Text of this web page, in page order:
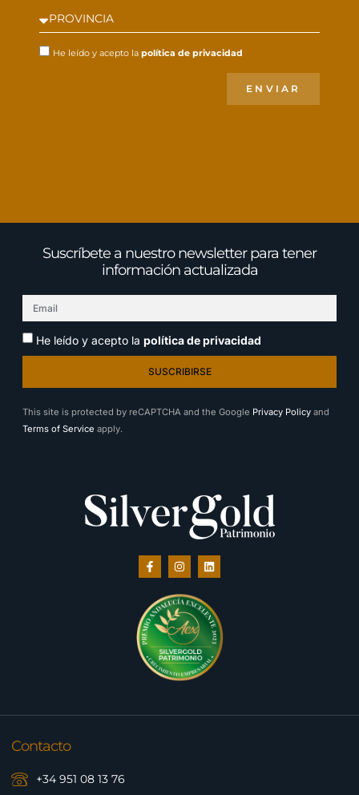
He leído y acepto la política de privacidad
ENVIAR
Suscríbete a nuestro newsletter para tener
información actualizada
He leído y acepto la política de privacidad
SUSCRIBIRSE
This site is protected by reCAPTCHA and the Google Privacy Policy and
Terms of Service apply.
Contacto
+34 951 08 13 76